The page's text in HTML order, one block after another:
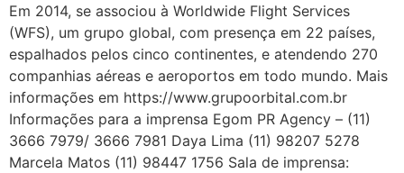
Em 2014, se associou à Worldwide Flight Services
(WFS), um grupo global, com presença em 22 países,
espalhados pelos cinco continentes, e atendendo 270
companhias aéreas e aeroportos em todo mundo. Mais
informações em https://www.grupoorbital.com.br
Informações para a imprensa Egom PR Agency – (11)
3666 7979/ 3666 7981 Daya Lima (11) 98207 5278
Marcela Matos (11) 98447 1756 Sala de imprensa: